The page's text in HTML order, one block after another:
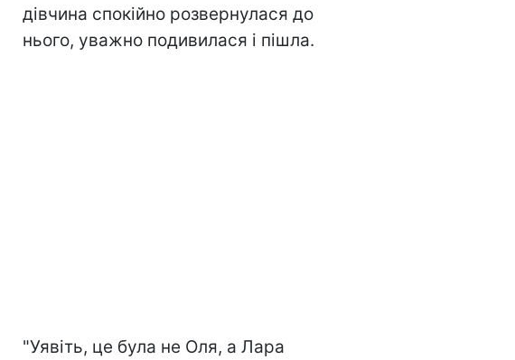
дівчина спокійно розвернулася до
нього, уважно подивилася і пішла.
"Уявіть, це була не Оля, а Лара